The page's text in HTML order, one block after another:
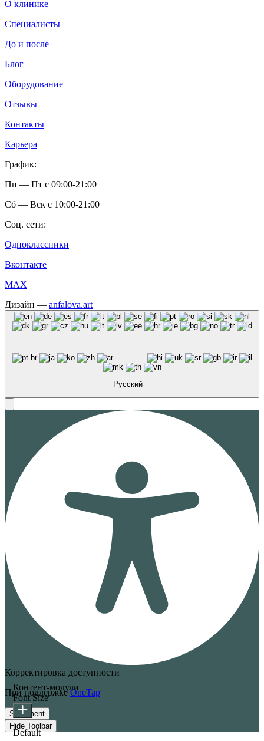
О клинике
Специалисты
До и после
Блог
Оборудование
Отзывы
Контакты
Карьера
График:
Пн — Пт с 09:00-21:00
Сб — Вск c 10:00-21:00
Соц. сети:
Одноклассники
Вконтакте
MAX
Дизайн — anfalova.art
Русский
Корректировка доступности
При поддержкеOneTap
Statement
Hide Toolbar
Контент-модули
Font Size
Default